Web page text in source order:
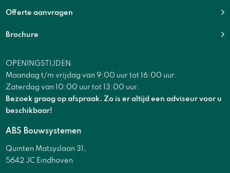
Offerte aanvragen
Brochure
OPENINGSTIJDEN:
Maandag t/m vrijdag van 9:00 uur tot 16:00 uur.
Zaterdag van 10:00 uur tot 13:00 uur.
Bezoek graag op afspraak. Zo is er altijd een adviseur voor u
beschikbaar!
ABS Bouwsystemen
Quinten Matsyslaan 31,
5642 JC Eindhoven